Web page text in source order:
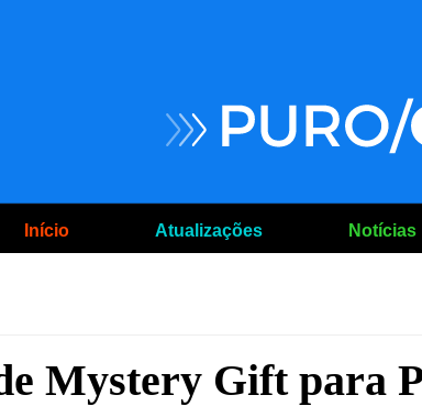
Início Atualizações Notícias
Mystery Gift para